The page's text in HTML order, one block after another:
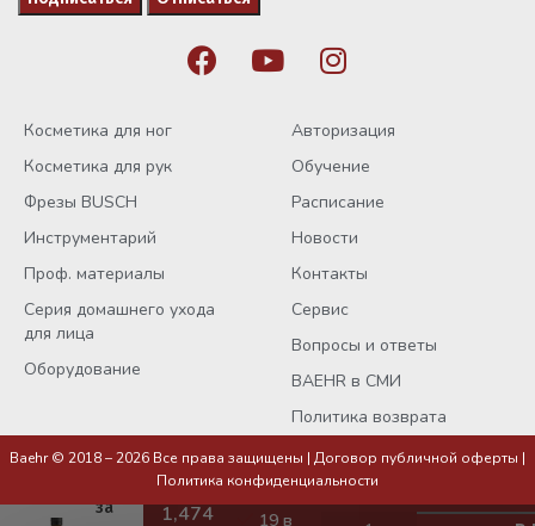
Косметика для ног
Косметика для рук
Фрезы BUSCH
Инструментарий
Проф. материалы
Серия домашнего ухода
для лица
Оборудование
Авторизация
Обучение
Расписание
Новости
Контакты
Сервис
Вопросы и ответы
BAEHR в СМИ
Политика возврата
Baehr © 2018 – 2026 Все права защищены | Договор публичной оферты |
Политика конфиденциальности
Масло
для
за
19 в